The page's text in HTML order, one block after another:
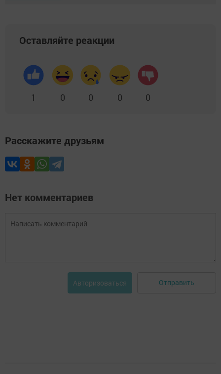
Оставляйте реакции
1 0 0 0 0
Расскажите друзьям
Нет комментариев
Авторизоваться Отправить